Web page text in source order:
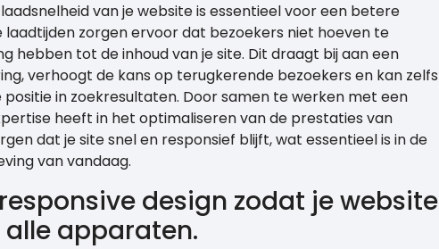
van je website is essentieel voor een betere
laadtijden zorgen ervoor dat bezoekers niet hoeven te
hebben tot de inhoud van je site. Dit draagt bij aan een
verhoogt de kans op terugkerende bezoekers en kan zelfs
in zoekresultaten. Door samen te werken met een
heeft in het optimaliseren van de prestaties van
dat je site snel en responsief blijft, wat essentieel is in de
van vandaag.
design zodat je website
apparaten.